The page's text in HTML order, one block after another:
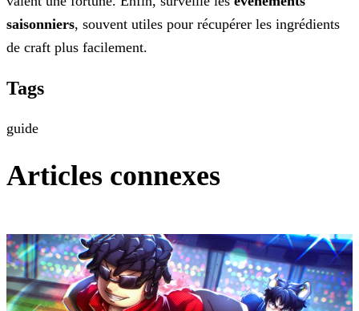
saisonniers, souvent utiles pour récupérer les ingrédients
de craft plus facilement.
Tags
guide
Articles connexes